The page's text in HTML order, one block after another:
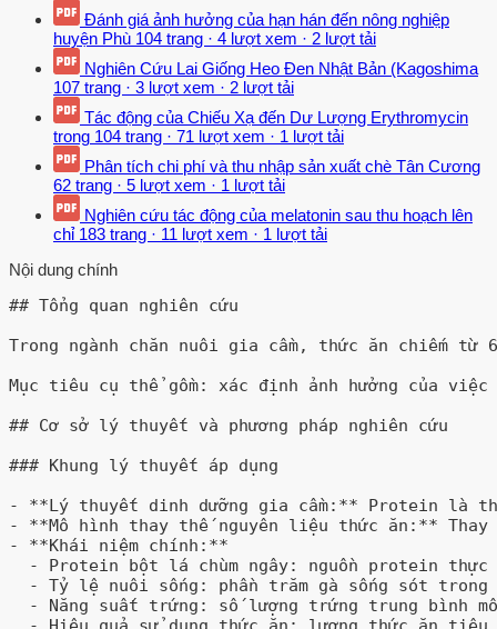
Đánh giá ảnh hưởng của hạn hán đến nông nghiệp
huyện Phù 104 trang · 4 lượt xem · 2 lượt tải
Nghiên Cứu Lai Giống Heo Đen Nhật Bản (Kagoshima
107 trang · 3 lượt xem · 2 lượt tải
Tác động của Chiếu Xạ đến Dư Lượng Erythromycin
trong 104 trang · 71 lượt xem · 1 lượt tải
Phân tích chi phí và thu nhập sản xuất chè Tân Cương
62 trang · 5 lượt xem · 1 lượt tải
Nghiên cứu tác động của melatonin sau thu hoạch lên
chỉ 183 trang · 11 lượt xem · 1 lượt tải
Nội dung chính
## Tổng quan nghiên cứu
Trong ngành chăn nuôi gia cầm, thức ăn chiếm
Mục tiêu cụ thể gồm: xác định ảnh hưởng của
## Cơ sở lý thuyết và phương pháp nghiên cứu
### Khung lý thuyết áp dụng
- **Lý thuyết dinh dưỡng gia cầm:** Protein là
- **Mô hình thay thế nguyên liệu thức ăn:** Thay
- **Khái niệm chính:**
- Protein bột lá chùm ngây: nguồn protein
- Tỷ lệ nuôi sống: phần trăm gà sống sót trong
- Năng suất trứng: số lượng trứng trung bình